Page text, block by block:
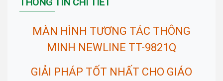
MÀN HÌNH TƯƠNG TÁC THÔNG
MINH NEWLINE TT-9821Q
GIẢI PHÁP TỐT NHẤT CHO GIÁO